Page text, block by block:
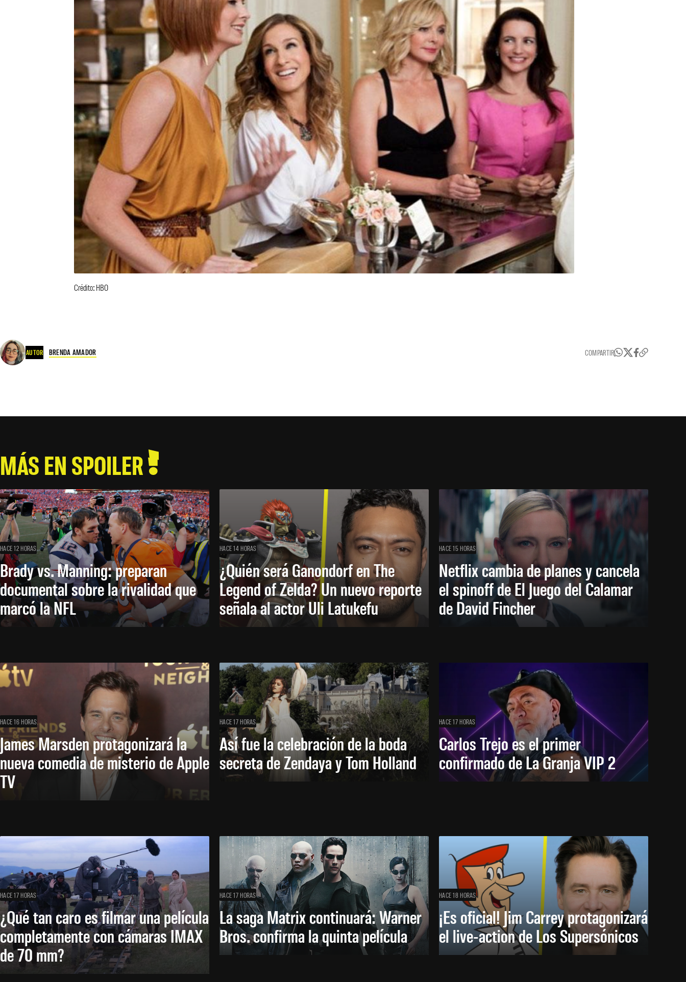
Crédito: HBO
AUTOR BRENDA AMADOR COMPARTIR
MÁS EN SPOILER
HACE 12 HORAS
Brady vs. Manning: preparan
documental sobre la rivalidad que
marcó la NFL
HACE 14 HORAS
¿Quién será Ganondorf en The
Legend of Zelda? Un nuevo reporte
señala al actor Uli Latukefu
HACE 15 HORAS
Netflix cambia de planes y cancela
el spinoff de El Juego del Calamar
de David Fincher
HACE 16 HORAS
James Marsden protagonizará la
nueva comedia de misterio de Apple
TV
HACE 17 HORAS
Así fue la celebración de la boda
secreta de Zendaya y Tom Holland
HACE 17 HORAS
Carlos Trejo es el primer
confirmado de La Granja VIP 2
HACE 17 HORAS
¿Qué tan caro es filmar una película
completamente con cámaras IMAX
de 70 mm?
HACE 17 HORAS
La saga Matrix continuará: Warner
Bros. confirma la quinta película
HACE 18 HORAS
¡Es oficial! Jim Carrey protagonizará
el live-action de Los Supersónicos